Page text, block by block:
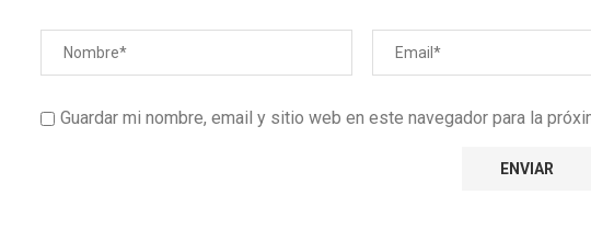
Guardar mi nombre, email y sitio web en este navegador para la